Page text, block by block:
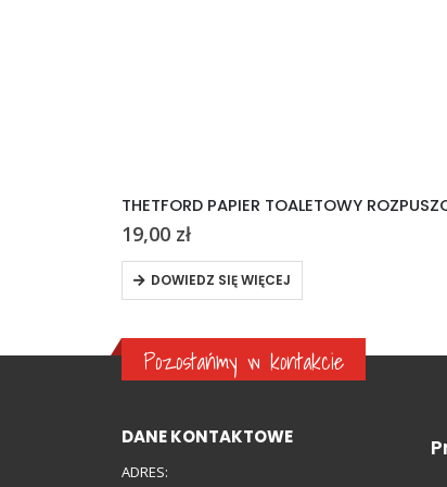
THETFORD PAPIER TOALETOWY
19,00 zł
DOWIEDZ SIĘ WIĘCEJ
Pozostańmy w kontakcie
DANE KONTAKTOWE
ADRES: